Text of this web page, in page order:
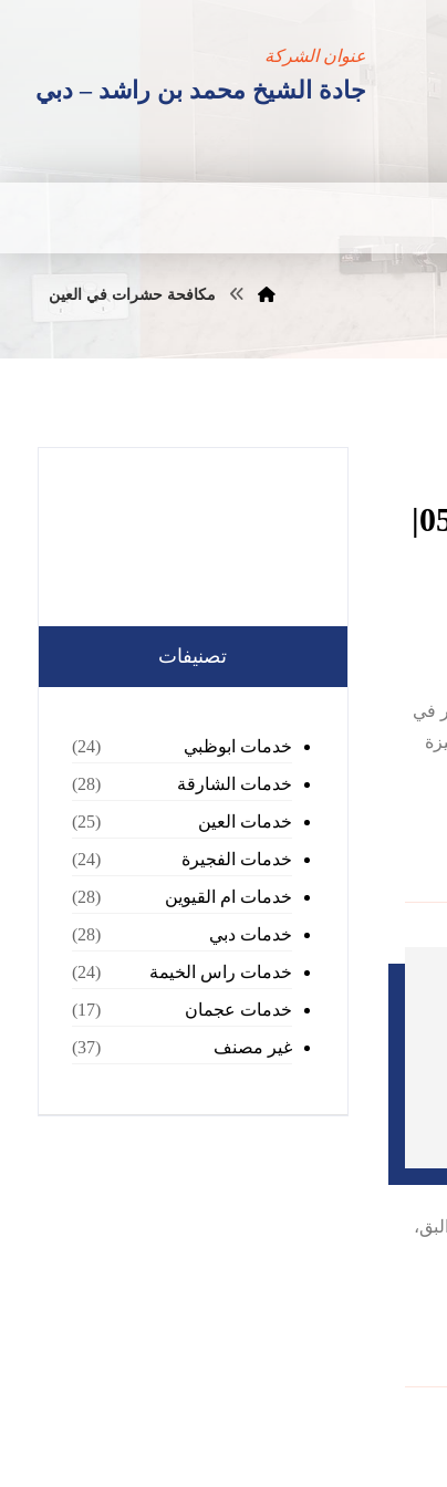
عنوان الشركة
جادة الشيخ محمد بن راشد – دبي
مكافحة حشرات في العين
شركة مكافحة الصراصير في العين |0568199078|
في
تصنيفات
خدمات ابوظبي
(24)
خدمات الشارقة
(28)
خدمات العين
(25)
خدمات الفجيرة
(24)
خدمات ام القيوين
(28)
خدمات دبي
(28)
خدمات راس الخيمة
(24)
خدمات عجمان
(17)
غير مصنف
(37)